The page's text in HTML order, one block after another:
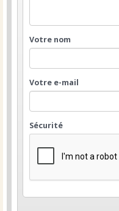
Votre nom
Votre e-mail
Sécurité